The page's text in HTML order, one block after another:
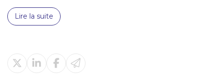
Lire la suite